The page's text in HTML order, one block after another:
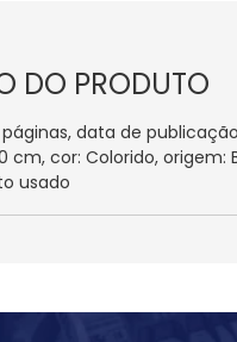
DO PRODUTO
data de
cm, cor: Colorido, origem:
usado